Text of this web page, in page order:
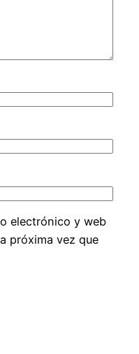
electrónico y web
próxima vez que